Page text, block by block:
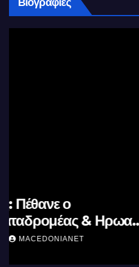
Μέγας
Ελλήνων
11 ΙΟΥΝΊΟΥ 2023